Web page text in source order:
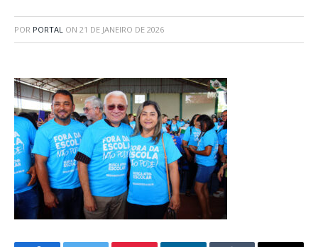
POR PORTAL ON 21 DE JANEIRO DE 2026